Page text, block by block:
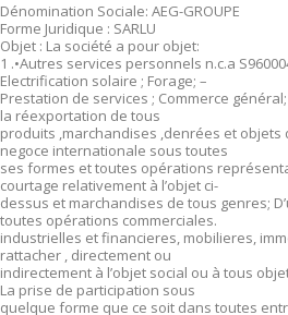
Dénomination Sociale: AEG-GROUPE
Forme Juridique : SARLU
Objet : La société a pour objet:
1 .•Autres services personnels n.c.a
Electrification solaire ; Forage; –
Prestation de services ; Commerce
la réexportation de tous
produits ,marchandises ,denrées et objets
negoce internationale sous toutes
ses formes et toutes opérations
courtage relativement à l’objet ci-
dessus et marchandises de tous genres;
toutes opérations commerciales.
industrielles et financieres, mobilieres,
rattacher , directement ou
indirectement à l’objet social ou à tous
La prise de participation sous
quelque forme que ce soit dans toutes